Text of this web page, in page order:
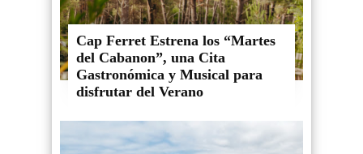
Cap Ferret Estrena los “Martes
del Cabanon”, una Cita
Gastronómica y Musical para
disfrutar del Verano